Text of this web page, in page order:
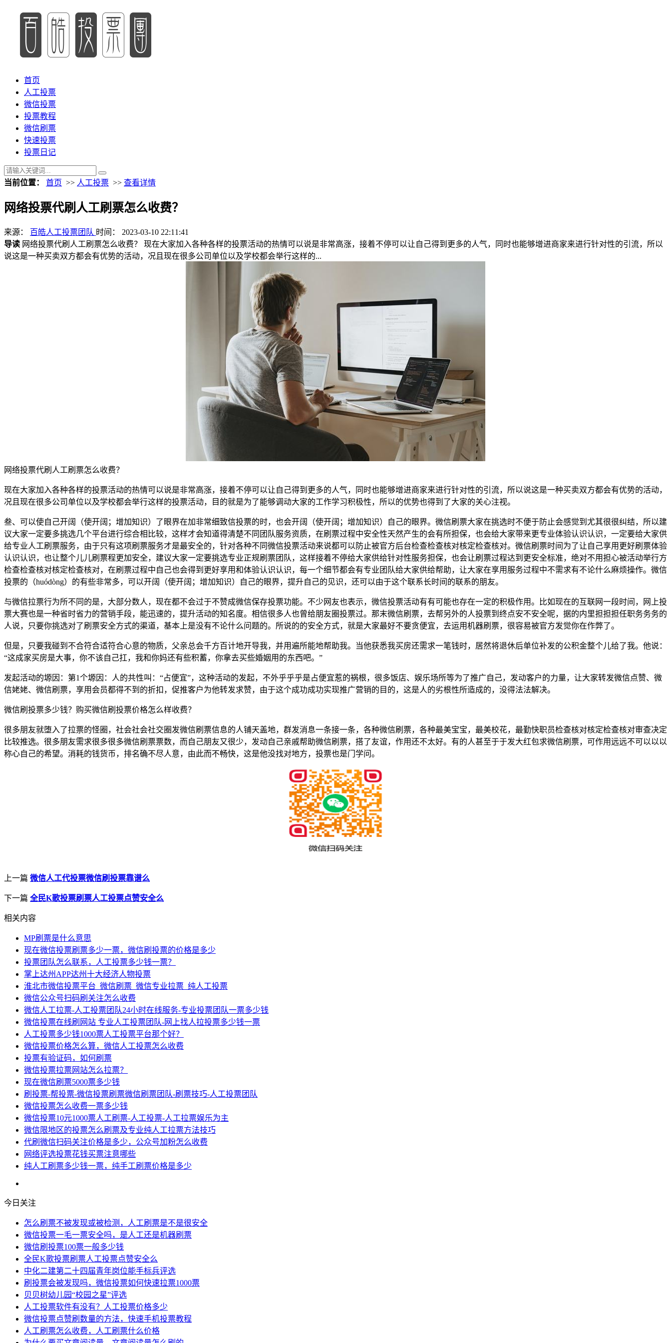
首页
人工投票
微信投票
投票教程
微信刷票
快速投票
投票日记
当前位置： 首页 >> 人工投票 >> 查看详情
网络投票代刷人工刷票怎么收费？
来源： 百皓人工投票团队 时间： 2023-03-10 22:11:41
导读 网络投票代刷人工刷票怎么收费？ 现在大家加入各种各样的投票活动的热情可以说是非常高涨，接着不停可以让自己得到更多的人气，同时也能够增进商家来进行针对性的引流，所以
说这是一种买卖双方都会有优势的活动，况且现在很多公司单位以及学校都会举行这样的...
网络投票代刷人工刷票怎么收费？
现在大家加入各种各样的投票活动的热情可以说是非常高涨，接着不停可以让自己得到更多的人气，同时也能够增进商家来进行针对性的引流，所以说这是一种买卖双方都会有优势的活动，
况且现在很多公司单位以及学校都会举行这样的投票活动，目的就是为了能够调动大家的工作学习积极性，所以的优势也得到了大家的关心注视。
叁、可以使自己开阔（使开阔；增加知识）了眼界在加非常细致信投票的时，也会开阔（使开阔；增加知识）自己的眼界。微信刷票大家在挑选时不便于防止会感觉到尤其很很纠结，所以建
议大家一定要多挑选几个平台进行综合相比较，这样才会知道得清楚不同团队服务资质，在刷票过程中安全性天然产生的会有所担保，也会给大家带来更专业体验认识认识，一定要给大家供
给专业人工刷票服务，由于只有这项刷票服务才是最安全的，针对各种不同微信投票活动来说都可以防止被官方后台检查检查核对核定检查核对。微信刷票时间为了让自己享用更好刷票体验
认识认识，也让整个儿儿刷票程更加安全，建议大家一定要挑选专业正规刷票团队，这样接着不停给大家供给针对性服务担保，也会让刷票过程达到更安全标准，绝对不用担心被活动举行方
检查检查核对核定检查核对，在刷票过程中自己也会得到更好享用和体验认识认识，每一个细节都会有专业团队给大家供给帮助，让大家在享用服务过程中不需求有不论什么麻烦操作。微信
投票的（huódòng）的有些非常多，可以开阔（使开阔；增加知识）自己的眼界，提升自己的见识，还可以由于这个联系长时间的联系的朋友。
与微信拉票行为所不同的是，大部分数人，现在都不会过于不赞成微信保存投票功能。不少网友也表示，微信投票活动有有可能也存在一定的积极作用。比如现在的互联网一段时间，网上投
票大赛也是一种省时省力的营销手段，能迅速的，提升活动的知名度。相信很多人也曾给朋友圈投票过。那末微信刷票，去帮另外的人投票到终点安不安全呢，据的内里担担担任职务务务的
人说，只要你挑选对了刷票安全方式的渠道，基本上是没有不论什么问题的。所说的的安全方式，就是大家最好不要贪便宜，去运用机器刷票，很容易被官方发觉你在作弊了。
但是，只要我碰到不合符合适符合心意的物质，父亲总会千方百计地开导我，并用遍所能地帮助我。当他获悉我买房还需求一笔钱时，居然将退休后单位补发的公积金整个儿给了我。他说：
“这成家买房是大事，你不该自己扛，我和你妈还有些积蓄，你拿去买些婚姻用的东西吧。”
发起活动的塬因：第1个塬因：人的共性叫：“占便宜”，这种活动的发起，不外乎乎乎是占便宜惹的祸根，很多饭店、娱乐场所等为了推广自己，发动客户的力量，让大家转发微信点赞、微
信姥姥、微信刷票，享用会员都得不到的折扣，促推客户为他转发求赞，由于这个成功成功实现推广营销的目的，这是人的劣根性所造成的，没得法法解决。
微信刷投票多少钱？购买微信刷投票价格怎么样收费？
很多朋友就堕入了拉票的怪圈，社会社会社交圈发微信刷票信息的人铺天盖地，群发消息一条接一条，各种微信刷票，各种最美宝宝，最美校花，最勤快职员检查核对核定检查核对审查决定
比较推选。很多朋友需求很多很多微信刷票票数，而自己朋友又很少，发动自己亲戚帮助微信刷票，搭了友谊，作用还不太好。有的人甚至于于发大红包求微信刷票，可作用远远不可以以以
称心自己的希望。消耗的钱货币，排名确不尽人意，由此而不畅快，这是他没找对地方，投票也是门学问。
上一篇 微信人工代投票微信刷投票靠谱么
下一篇 全民K歌投票刷票人工投票点赞安全么
相关内容
MP刷票是什么意思
现在微信投票刷票多少一票，微信刷投票的价格是多少
投票团队怎么联系，人工投票多少钱一票？
掌上达州APP达州十大经济人物投票
淮北市微信投票平台_微信刷票_微信专业拉票_纯人工投票
微信公众号扫码刷关注怎么收费
微信人工拉票-人工投票团队24小时在线服务-专业投票团队一票多少钱
微信投票在线刷网站 专业人工投票团队-网上找人拉投票多少钱一票
人工投票多少钱1000票人工投票平台那个好？
微信投票价格怎么算，微信人工投票怎么收费
投票有验证码，如何刷票
微信投票拉票网站怎么拉票？
现在微信刷票5000票多少钱
刷投票-帮投票-微信投票刷票微信刷票团队-刷票技巧-人工投票团队
微信投票怎么收费一票多少钱
微信投票10元1000票人工刷票-人工投票-人工拉票娱乐为主
微信限地区的投票怎么刷票及专业纯人工拉票方法技巧
代刷微信扫码关注价格是多少，公众号加粉怎么收费
网络评选投票花钱买票注意哪些
纯人工刷票多少钱一票，纯手工刷票价格是多少
今日关注
怎么刷票不被发现或被检测，人工刷票是不是很安全
微信投票一毛一票安全吗，是人工还是机器刷票
微信刷投票100票一般多少钱
全民K歌投票刷票人工投票点赞安全么
中化二建第二十四届青年岗位能手标兵评选
刷投票会被发现吗，微信投票如何快速拉票1000票
贝贝树幼儿园“校园之星”评选
人工投票软件有没有？人工投票价格多少
微信投票点赞刷数量的方法，快速手机投票教程
人工刷票怎么收费，人工刷票什么价格